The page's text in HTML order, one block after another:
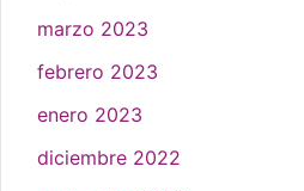
marzo 2023
febrero 2023
enero 2023
diciembre 2022